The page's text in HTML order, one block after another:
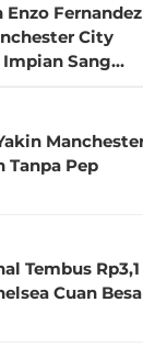
City
Sang
Tanpa Pep
Tembus Rp3,1
Cuan